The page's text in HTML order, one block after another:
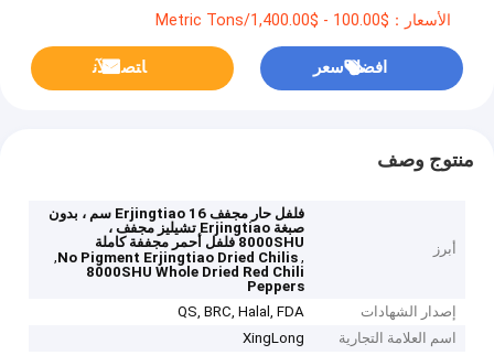
الأسعار：$100.00 - $1,400.00/Metric Tons
افضل سعر ﺎﺘﺼﻟ ﺍﻶﻧ
منتوج وصف
أبرز
فلفل حار مجفف Erjingtiao 16 سم ، بدون
صبغة Erjingtiao تشيليز مجفف ،
8000SHU فلفل أحمر مجففة كاملة
,
No Pigment Erjingtiao Dried Chilis
,
8000SHU Whole Dried Red Chili
Peppers
إصدار الشهادات
QS, BRC, Halal, FDA
اسم العلامة التجارية
XingLong